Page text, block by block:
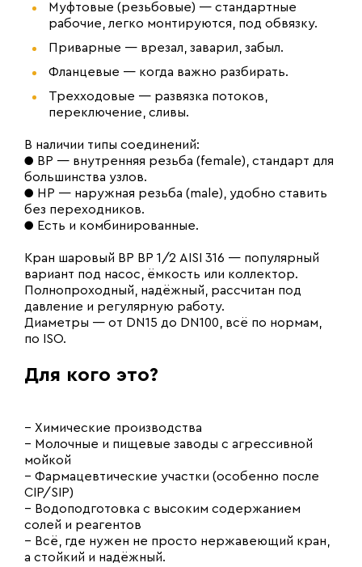
Муфтовые (резьбовые) — стандартные
рабочие, легко монтируются, под обвязку.
Приварные — врезал, заварил, забыл.
Фланцевые — когда важно разбирать.
Трехходовые — развязка потоков,
переключение, сливы.
В наличии типы соединений:
● ВР — внутренняя резьба (female), стандарт для
большинства узлов.
● НР — наружная резьба (male), удобно ставить
без переходников.
● Есть и комбинированные.
Кран шаровый ВР ВР 1/2 AISI 316 — популярный
вариант под насос, ёмкость или коллектор.
Полнопроходный, надёжный, рассчитан под
давление и регулярную работу.
Диаметры — от DN15 до DN100, всё по нормам,
по ISO.
Для кого это?
– Химические производства
– Молочные и пищевые заводы с агрессивной
мойкой
– Фармацевтические участки (особенно после
CIP/SIP)
– Водоподготовка с высоким содержанием
солей и реагентов
– Всё, где нужен не просто нержавеющий кран,
а стойкий и надёжный.